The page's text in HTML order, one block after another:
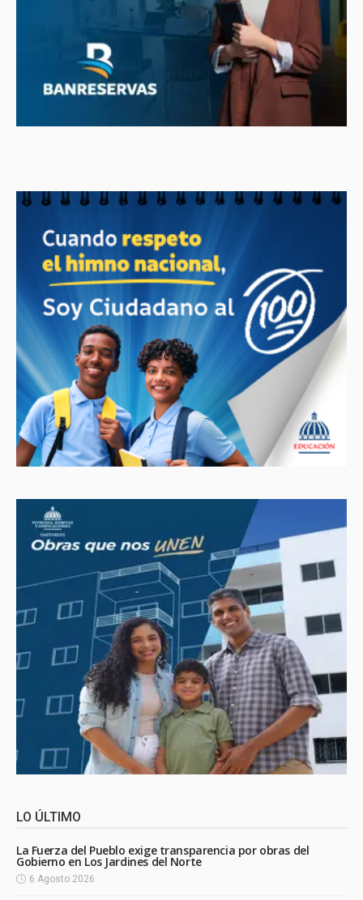
LO ÚLTIMO
La Fuerza del Pueblo exige transparencia por obras del
Gobierno en Los Jardines del Norte
6 Agosto 2026